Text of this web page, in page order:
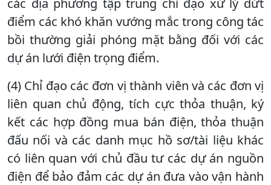
các địa phương tập trung chỉ đạo xử lý dứt
điểm các khó khăn vướng mắc trong công tác
bồi thường giải phóng mặt bằng đối với các
dự án lưới điện trọng điểm.
(4) Chỉ đạo các đơn vị thành viên và các đơn vị
liên quan chủ động, tích cực thỏa thuận, ký
kết các hợp đồng mua bán điện, thỏa thuận
đấu nối và các danh mục hồ sơ/tài liệu khác
có liên quan với chủ đầu tư các dự án nguồn
điện để bảo đảm các dự án đưa vào vận hành